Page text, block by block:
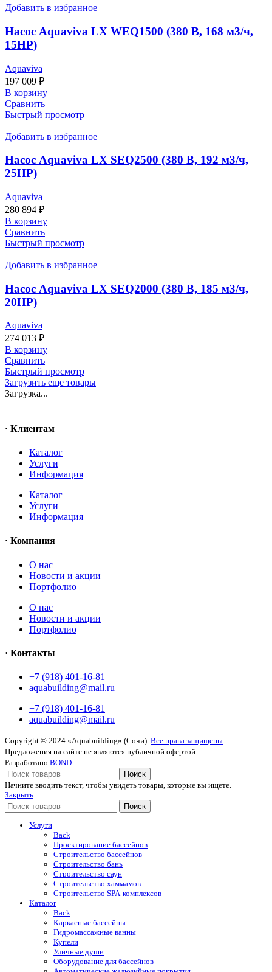
Добавить в избранное
Насос Aquaviva LX WEQ1500 (380 В, 168 м3/ч,
15HP)
Aquaviva
197 009 ₽
В корзину
Сравнить
Быстрый просмотр
Добавить в избранное
Насос Aquaviva LX SEQ2500 (380 В, 192 м3/ч,
25HP)
Aquaviva
280 894 ₽
В корзину
Сравнить
Быстрый просмотр
Добавить в избранное
Насос Aquaviva LX SEQ2000 (380 В, 185 м3/ч,
20HP)
Aquaviva
274 013 ₽
В корзину
Сравнить
Быстрый просмотр
Загрузить еще товары
Загрузка...
· Клиентам
Каталог
Услуги
Информация
Каталог
Услуги
Информация
· Компания
O нас
Новости и акции
Портфолио
O нас
Новости и акции
Портфолио
· Контакты
+7 (918) 401-16-81
aquabuilding@mail.ru
+7 (918) 401-16-81
aquabuilding@mail.ru
Copyright © 2024 «Aquabuilding» (Сочи). Все права защищены.
Предложения на сайте не являются публичной офертой.
Разработано BOND
Поиск
Начните вводить текст, чтобы увидеть товары, которые вы ищете.
Закрыть
Поиск
Услуги
Back
Проектирование бассейнов
Строительство бассейнов
Строительство бань
Строительство саун
Строительство хаммамов
Строительство SPA-комплексов
Каталог
Back
Каркасные бассейны
Гидромассажные ванны
Купели
Уличные души
Оборудование для бассейнов